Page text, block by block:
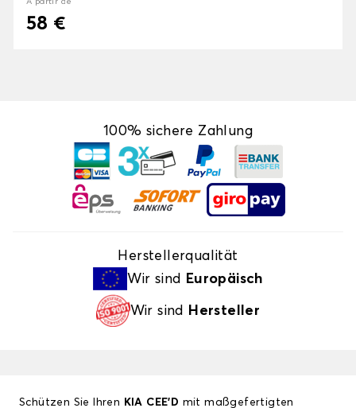
À partir de
58 €
100% sichere Zahlung
Herstellerqualität
Wir sind
Europäisch
Wir sind Hersteller
Schützen Sie Ihren KIA CEE'D mit maßgefertigten